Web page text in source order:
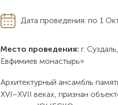
Дата проведения: по 1
Место проведения: г.
Евфимиев монастырь»
Архитектурный ансамбль
XVI–XVII веках, признан